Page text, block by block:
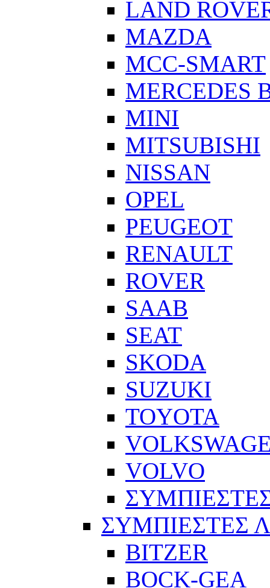
LAND
MAZDA
MCC-SMART
MERCEDES
MINI
MITSUBISHI
NISSAN
OPEL
PEUGEOT
RENAULT
ROVER
SAAB
SEAT
SKODA
SUZUKI
TOYOTA
VOLVO
ΣΥΜΠΙΕΣΤΕΣ
BITZER
BOCK-GEA